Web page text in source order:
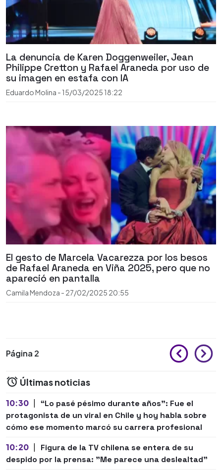
La denuncia de Karen Doggenweiler, Jean
Philippe Cretton y Rafael Araneda por uso de
su imagen en estafa con IA
Eduardo Molina - 15/03/2025 18:22
El gesto de Marcela Vacarezza por los besos
de Rafael Araneda en Viña 2025, pero que no
apareció en pantalla
Camila Mendoza - 27/02/2025 20:55
Página 2
Últimas noticias
10:30 | “Lo pasé pésimo durante años”: Fue el
protagonista de un viral en Chile y hoy habla sobre
cómo ese momento marcó su carrera profesional
10:20 |
Figura de la TV chilena se entera de su
despido por la prensa: "Me parece una deslealtad"